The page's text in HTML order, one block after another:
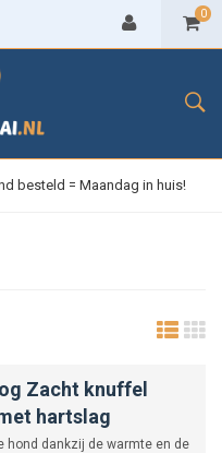
0
besteld = Maandag in huis!
Zacht knuffel
hartslag
hond dankzij de warmte en de